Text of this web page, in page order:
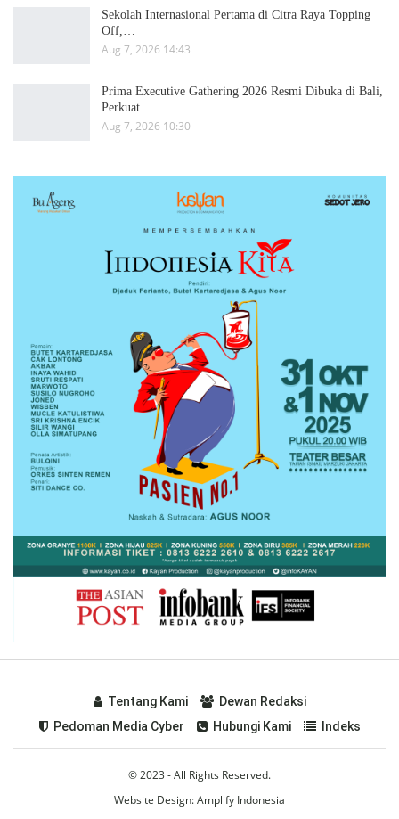
Sekolah Internasional Pertama di Citra Raya Topping
Off,…
Aug 7, 2026 14:43
Prima Executive Gathering 2026 Resmi Dibuka di Bali,
Perkuat…
Aug 7, 2026 10:30
Tentang Kami
Dewan Redaksi
Pedoman Media Cyber
Hubungi Kami Indeks
© 2023 - All Rights Reserved.
Website Design:Amplify Indonesia